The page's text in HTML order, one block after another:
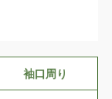
袖口周り